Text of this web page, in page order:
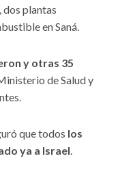
, dos plantas
en Saná.
y otras 35
de Salud y
que todos los
ya a Israel